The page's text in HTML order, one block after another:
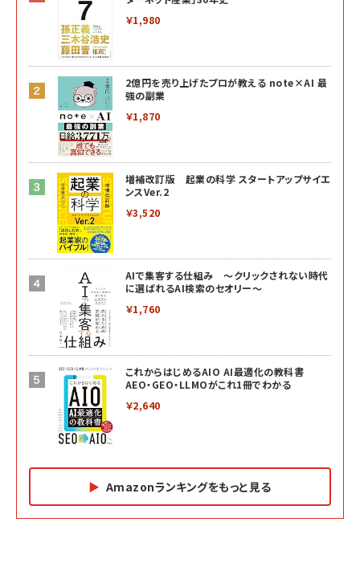
￥1,980
2億円を売り上げたプロが教える note×AI 最
強の副業
￥1,870
増補改訂版 起業の科学 スタートアップサイエ
ンスVer.2
￥3,520
AIで集客する仕組み ～クリックされない時代
に選ばれるAI検索のセオリー～
￥1,760
これからはじめるAIO AI最適化の教科書
AEO・GEO・LLMOがこれ1冊でわかる
￥2,640
Amazonランキングをもっと見る